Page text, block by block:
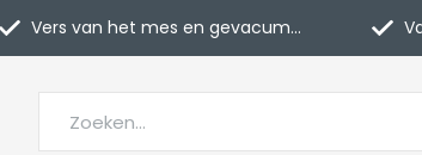
Vers van het mes en gevacumeerd